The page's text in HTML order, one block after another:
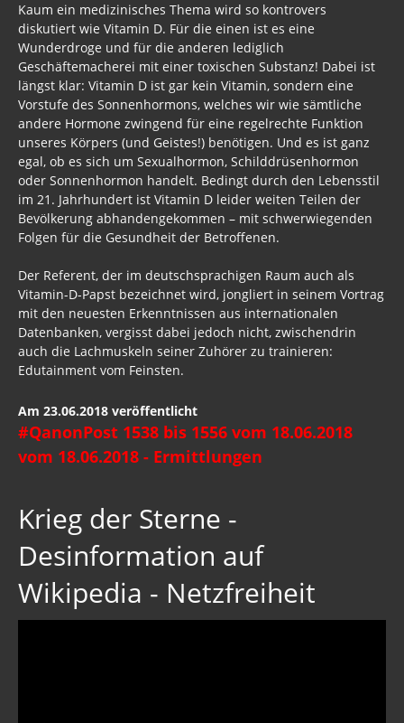
Kaum ein medizinisches Thema wird so kontrovers
diskutiert wie Vitamin D. Für die einen ist es eine
Wunderdroge und für die anderen lediglich
Geschäftemacherei mit einer toxischen Substanz! Dabei ist
längst klar: Vitamin D ist gar kein Vitamin, sondern eine
Vorstufe des Sonnenhormons, welches wir wie sämtliche
andere Hormone zwingend für eine regelrechte Funktion
unseres Körpers (und Geistes!) benötigen. Und es ist ganz
egal, ob es sich um Sexualhormon, Schilddrüsenhormon
oder Sonnenhormon handelt. Bedingt durch den Lebensstil
im 21. Jahrhundert ist Vitamin D leider weiten Teilen der
Bevölkerung abhandengekommen – mit schwerwiegenden
Folgen für die Gesundheit der Betroffenen.
Der Referent, der im deutschsprachigen Raum auch als
Vitamin-D-Papst bezeichnet wird, jongliert in seinem Vortrag
mit den neuesten Erkenntnissen aus internationalen
Datenbanken, vergisst dabei jedoch nicht, zwischendrin
auch die Lachmuskeln seiner Zuhörer zu trainieren:
Edutainment vom Feinsten.
Am 23.06.2018 veröffentlicht
#QanonPost 1538 bis 1556 vom 18.06.2018
vom 18.06.2018 - Ermittlungen
Krieg der Sterne -
Desinformation auf
Wikipedia - Netzfreiheit